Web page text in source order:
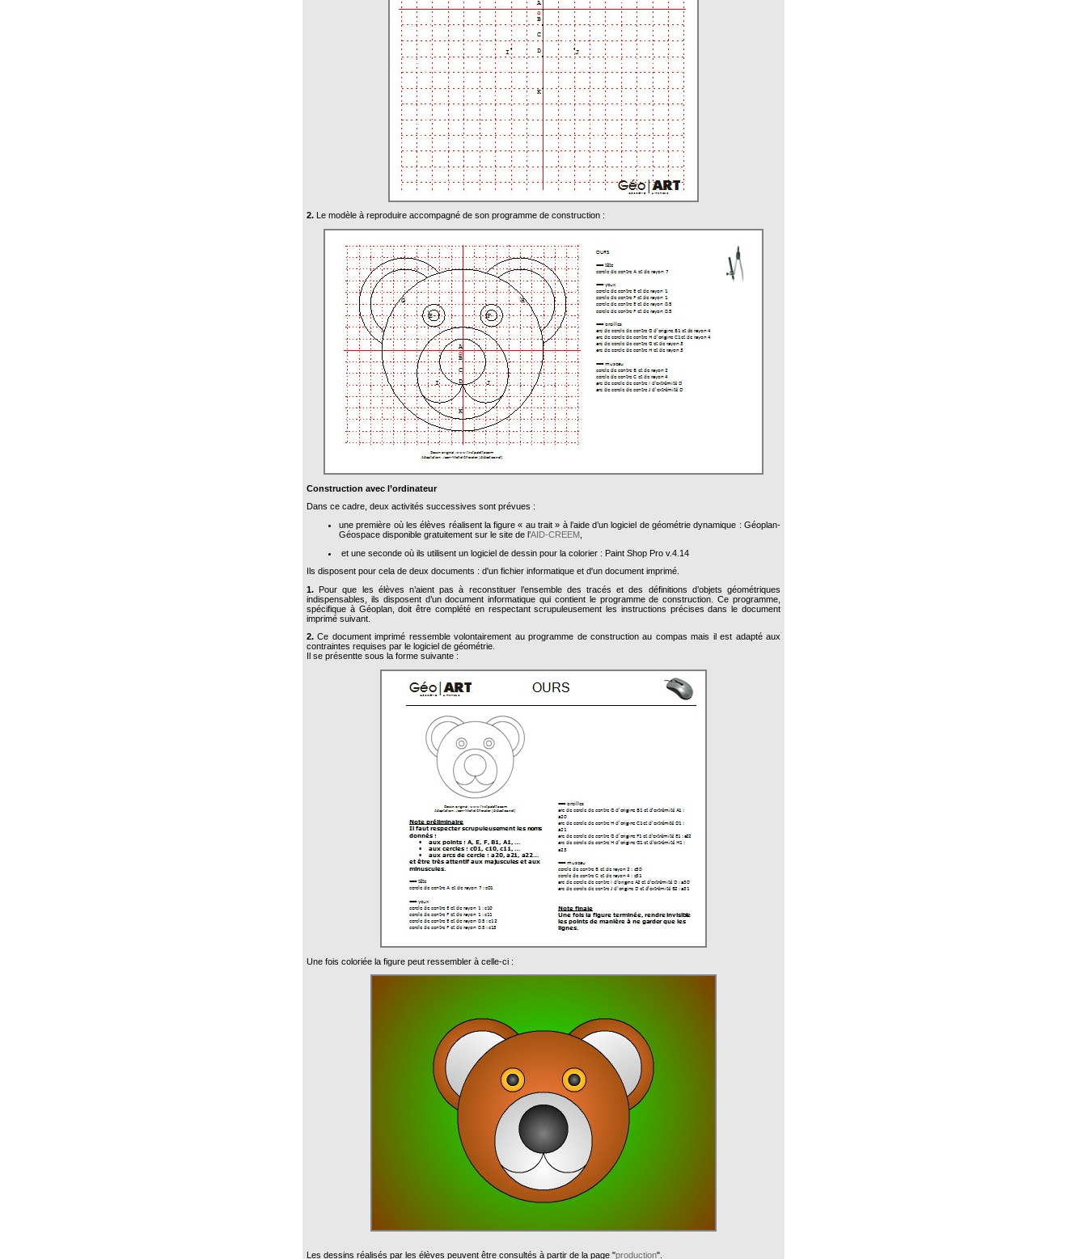
2. Le modèle à reproduire accompagné de son programme de construction :
Construction avec l’ordinateur
Dans ce cadre, deux activités successives sont prévues :
une première où les élèves réalisent la figure « au trait » à l’aide d’un logiciel de géométrie dynamique : Géoplan-
Géospace disponible gratuitement sur le site de l’AID-CREEM
et une seconde où ils utilisent un logiciel de dessin pour la colorier : Paint Shop Pro v.4.14
Ils disposent pour cela de deux documents : d'un fichier informatique et d'un document imprimé.
1. Pour que les élèves n’aient pas à reconstituer l’ensemble des tracés et des définitions d’objets géométriques
indispensables, ils disposent d’un document informatique qui contient le programme de construction. Ce programme,
spécifique à Géoplan, doit être complété en respectant scrupuleusement les instructions précises dans le document
imprimé suivant.
2. Ce document imprimé ressemble volontairement au programme de construction au compas mais il est adapté aux
contraintes requises par le logiciel de géométrie.
Il se présentte sous la forme suivante :
Une fois coloriée la figure peut ressembler à celle-ci :
Les dessins réalisés par les élèves peuvent être consultés à partir de la page "production".